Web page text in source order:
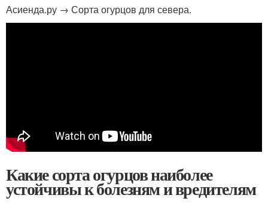
Асиенда.ру → Сорта огурцов для севера.
Какие сорта огурцов наиболее
устойчивы к болезням и вредителям